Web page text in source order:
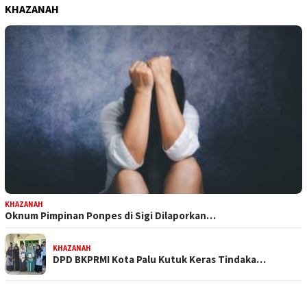
KHAZANAH
KHAZANAH
Oknum Pimpinan Ponpes di Sigi Dilaporkan…
KHAZANAH
DPD BKPRMI Kota Palu Kutuk Keras Tindaka…